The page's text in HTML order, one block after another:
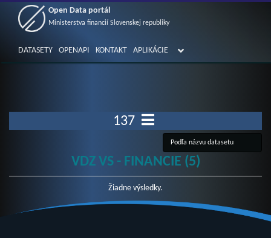
Open Data portál
Ministerstva financií Slovenskej republiky
DATASETY OPENAPI KONTAKT APLIKÁCIE
137
VDZ VS - FINANCIE (5)
Žiadne výsledky.